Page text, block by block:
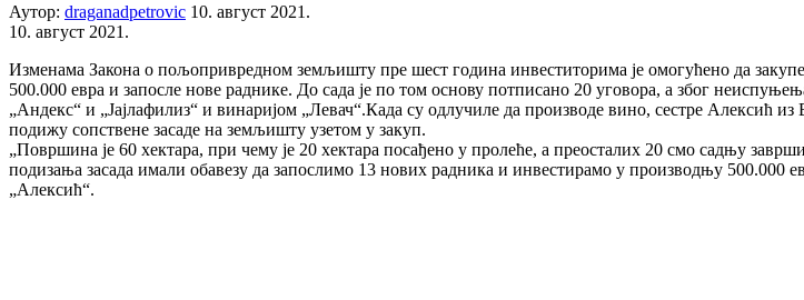
Аутор: draganadpetrovic 10. август 2021.
10. август 2021.
Изменама Закона о пољопривредном земљишту пре шест година инвеститорима је омогућено да
500.000 евра и запосле нове раднике. До сада је по том основу потписано 20 уговора, а због
„Андекс“ и „Јајлафилиз“ и винаријом „Левач“.Када су одлучиле да производе вино, сестре
подижу сопствене засаде на земљишту узетом у закуп.
„Површина је 60 хектара, при чему је 20 хектара посађено у пролеће, а преосталих 20 смо садњу
подизања засада имали обавезу да запослимо 13 нових радника и инвестирамо у производњу
„Алексић“.